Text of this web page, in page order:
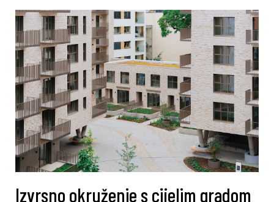
Izvrsno okruženje s cijelim gradom